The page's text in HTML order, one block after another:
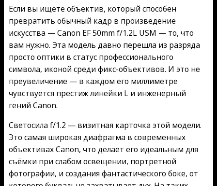
Если вы ищете объектив, который способен
превратить обычный кадр в произведение
искусства — Canon EF 50mm f/1.2L USM — то, что
вам нужно. Эта модель давно перешла из разряда
просто оптики в статус профессионального
символа, иконой среди фикс-объективов. И это не
преувеличение — в каждом его миллиметре
чувствуется престиж линейки L и инженерный
гений Canon.
Светосила f/1.2 — визитная карточка этой модели.
Это самая широкая диафрагма в современных
объективах Canon, что делает его идеальным для
съёмки при слабом освещении, портретной
фотографии, и создания фантастического боке, от